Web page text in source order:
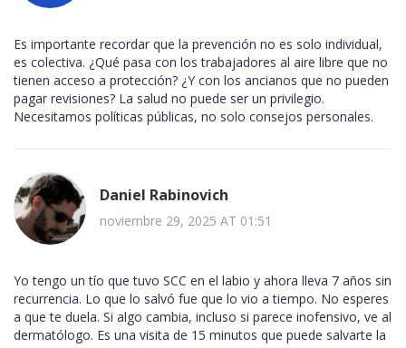
Es importante recordar que la prevención no es solo individual,
es colectiva. ¿Qué pasa con los trabajadores al aire libre que no
tienen acceso a protección? ¿Y con los ancianos que no pueden
pagar revisiones? La salud no puede ser un privilegio.
Necesitamos políticas públicas, no solo consejos personales.
Daniel Rabinovich
noviembre 29, 2025 AT 01:51
Yo tengo un tío que tuvo SCC en el labio y ahora lleva 7 años sin
recurrencia. Lo que lo salvó fue que lo vio a tiempo. No esperes
a que te duela. Si algo cambia, incluso si parece inofensivo, ve al
dermatólogo. Es una visita de 15 minutos que puede salvarte la